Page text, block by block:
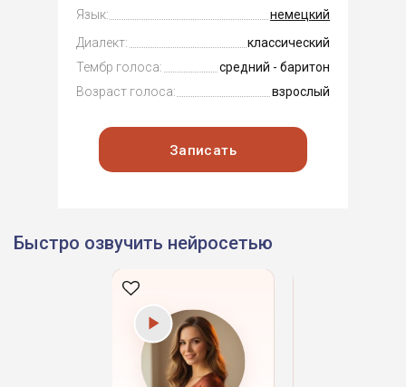
Язык:
немецкий
Диалект:
классический
Тембр голоса:
средний - баритон
Возраст голоса:
взрослый
Записать
Быстро озвучить нейросетью